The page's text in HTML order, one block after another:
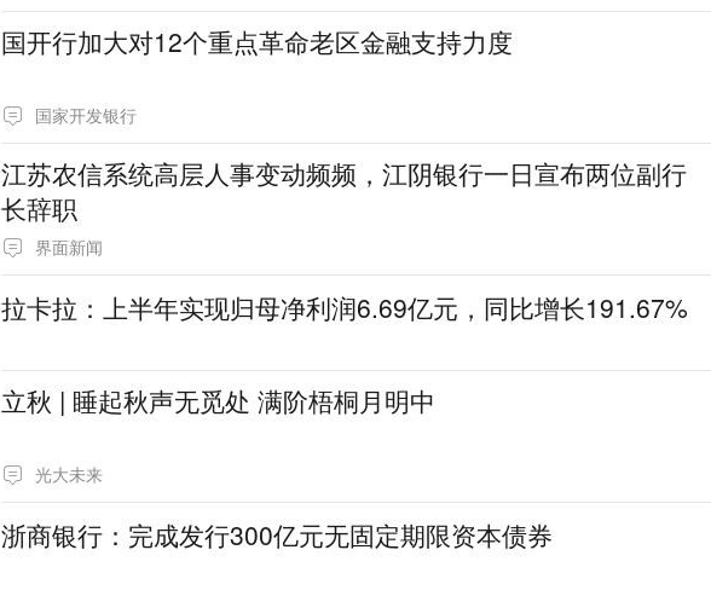
国开行加大对12个重点革命老区金融支持力度
国家开发银行
江苏农信系统高层人事变动频频，江阴银行一日宣布两位副行
长辞职
界面新闻
拉卡拉：上半年实现归母净利润6.69亿元，同比增长191.67%
立秋 | 睡起秋声无觅处 满阶梧桐月明中
光大未来
浙商银行：完成发行300亿元无固定期限资本债券